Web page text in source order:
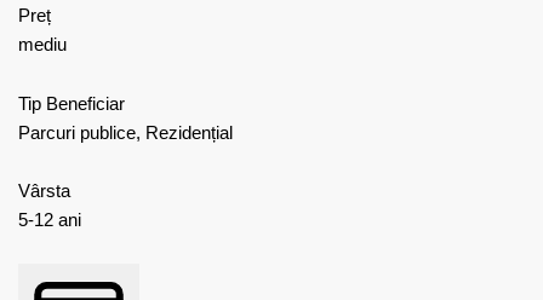
Preț
mediu
Tip Beneficiar
Parcuri publice, Rezidențial
Vârsta
5-12 ani